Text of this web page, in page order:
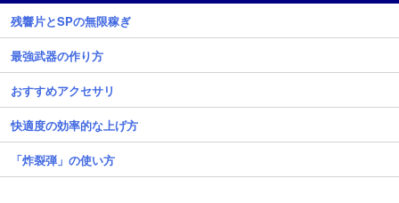
残響片とSPの無限稼ぎ
最強武器の作り方
おすすめアクセサリ
快適度の効率的な上げ方
「炸裂弾」の使い方